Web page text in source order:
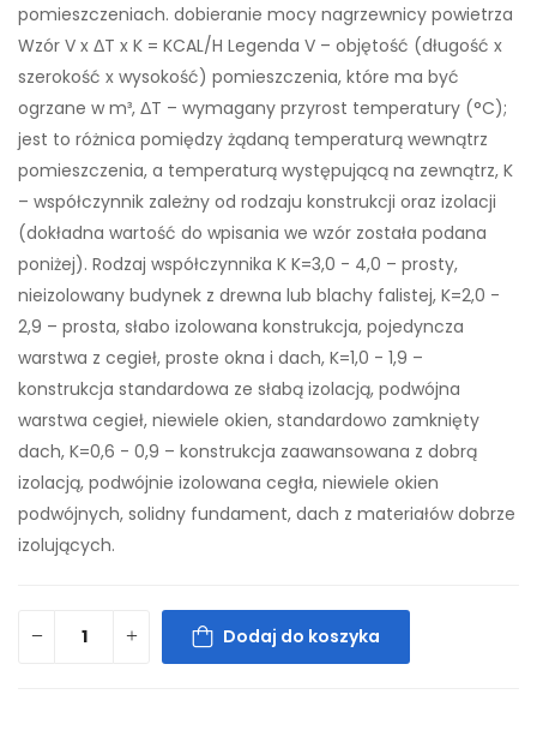
pomieszczeniach. dobieranie mocy nagrzewnicy powietrza
Wzór V x ΔT x K = KCAL/H Legenda V – objętość (długość x
szerokość x wysokość) pomieszczenia, które ma być
ogrzane w m³, ΔT – wymagany przyrost temperatury (°C);
jest to różnica pomiędzy żądaną temperaturą wewnątrz
pomieszczenia, a temperaturą występującą na zewnątrz, K
– współczynnik zależny od rodzaju konstrukcji oraz izolacji
(dokładna wartość do wpisania we wzór została podana
poniżej). Rodzaj współczynnika K K=3,0 - 4,0 – prosty,
nieizolowany budynek z drewna lub blachy falistej, K=2,0 -
2,9 – prosta, słabo izolowana konstrukcja, pojedyncza
warstwa z cegieł, proste okna i dach, K=1,0 - 1,9 –
konstrukcja standardowa ze słabą izolacją, podwójna
warstwa cegieł, niewiele okien, standardowo zamknięty
dach, K=0,6 - 0,9 – konstrukcja zaawansowana z dobrą
izolacją, podwójnie izolowana cegła, niewiele okien
podwójnych, solidny fundament, dach z materiałów dobrze
izolujących.
Dodaj do koszyka